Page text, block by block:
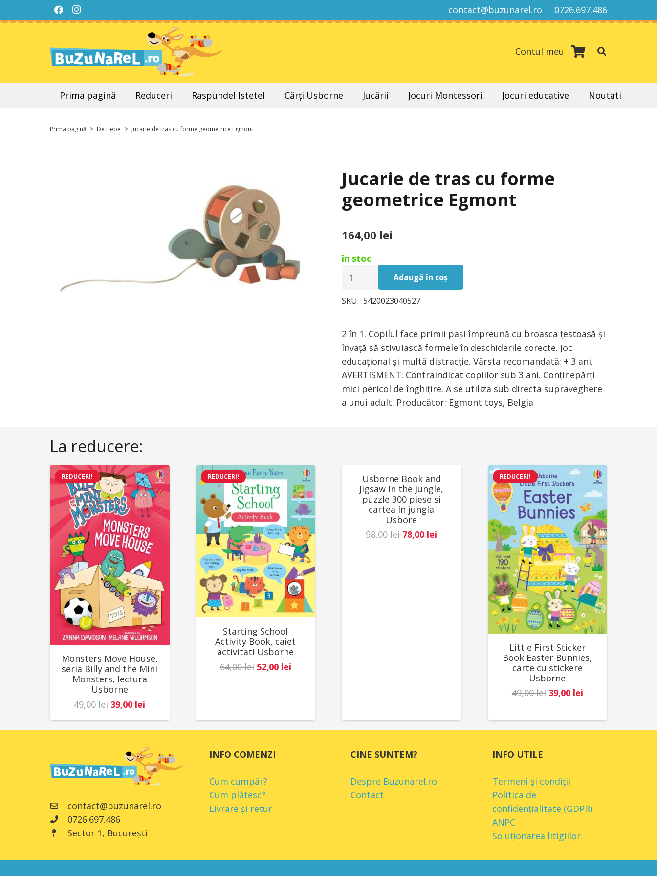
contact@buzunarel.ro 0726.697.486
Contul meu
Prima pagină Reduceri Raspundel Istetel Cărți Usborne Jucării Jocuri Montessori Jocuri educative Noutati
Prima pagină > De Bebe > Jucarie de tras cu forme geometrice Egmont
Jucarie de tras cu forme
geometrice Egmont
164,00 lei
în stoc
Jucarie
de
forme
geometrice
Egmont
Adaugă în coș
SKU: 5420023040527
2 în 1. Copilul face primii pași împreună cu broasca țestoasă și
învață să stivuiască formele în deschiderile corecte. Joc
educațional și multă distracție. Vârsta recomandată: + 3 ani.
AVERTISMENT: Contraindicat copiilor sub 3 ani. Conținepărți
mici pericol de înghițire. A se utiliza sub directa supraveghere
a unui adult. Producător: Egmont toys, Belgia
La reducere:
REDUCERI!
Monsters Move House,
seria Billy and the Mini
Monsters, lectura
Usborne
49,00lei Prețul
inițial
a
49,00 lei.
39,00 lei
curent
este:
39,00 lei.
REDUCERI!
Starting School
Activity Book, caiet
activitati Usborne
64,00lei Prețul
64,00 lei.
52,00 leiPrețul
REDUCERI!
Usborne Book and
Jigsaw In the Jungle,
puzzle 300 piese si
cartea In jungla
Usbore
98,00lei Prețul
78,00 lei
REDUCERI!
Little First Sticker
Book Easter Bunnies,
carte cu stickere
Usborne
49,00lei Prețul
a
fost:
39,00 leiPrețul
este:
39,00 lei.
contact@buzunarel.ro
0726.697.486
Sector 1, București
INFO COMENZI
Cum cumpăr?
Cum plătesc?
Livrare și retur
CINE SUNTEM?
Despre Buzunarel.ro
Contact
INFO UTILE
Termeni și condiții
Politica de
confidențialitate (GDPR)
ANPC
Soluționarea litigiilor